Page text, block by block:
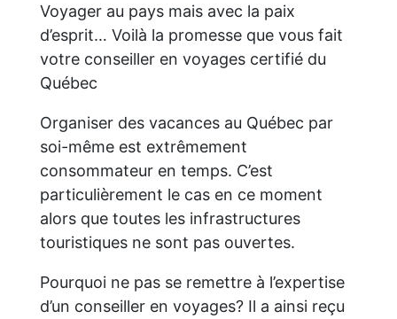
Voyager au pays mais avec la paix
d’esprit… Voilà la promesse que vous fait
votre conseiller en voyages certifié du
Québec
Organiser des vacances au Québec par
soi-même est extrêmement
consommateur en temps. C’est
particulièrement le cas en ce moment
alors que toutes les infrastructures
touristiques ne sont pas ouvertes.
Pourquoi ne pas se remettre à l’expertise
d’un conseiller en voyages? Il a ainsi reçu